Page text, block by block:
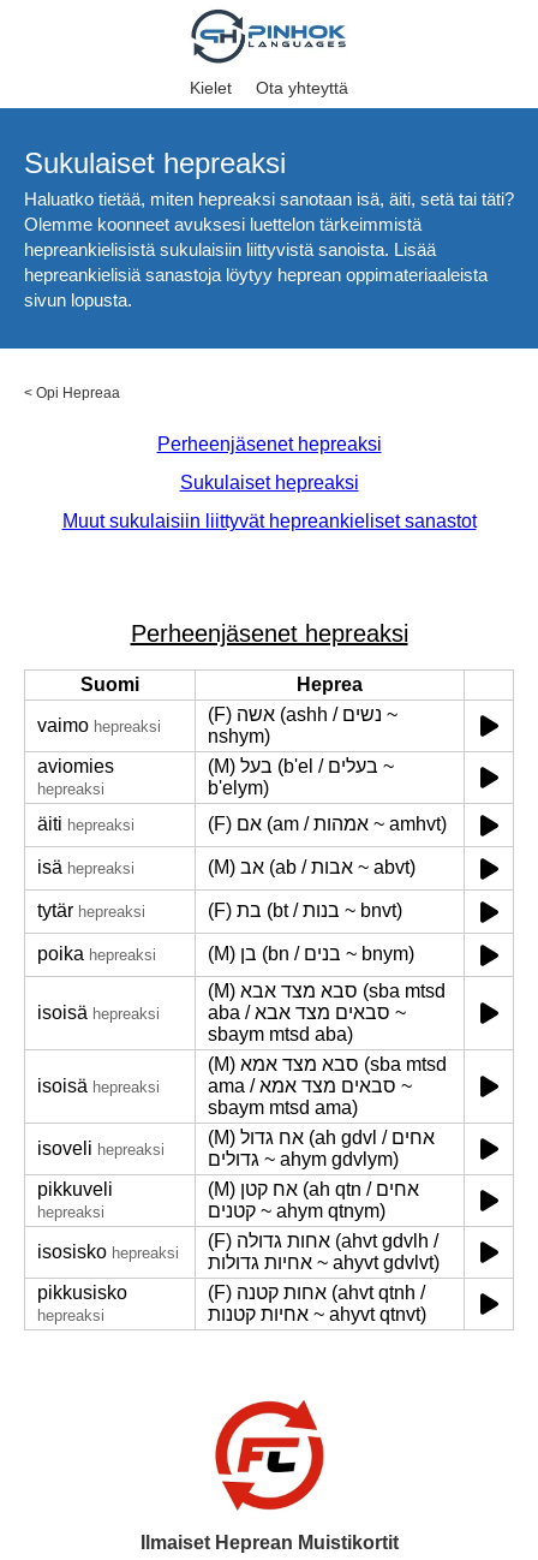
Kielet Ota yhteyttä
Sukulaiset hepreaksi
Haluatko tietää, miten hepreaksi sanotaan isä, äiti, setä tai täti?
Olemme koonneet avuksesi luettelon tärkeimmistä
hepreankielisistä sukulaisiin liittyvistä sanoista. Lisää
hepreankielisiä sanastoja löytyy heprean oppimateriaaleista
sivun lopusta.
< Opi Hepreaa
Perheenjäsenet hepreaksi
Sukulaiset hepreaksi
Muut sukulaisiin liittyvät hepreankieliset sanastot
Perheenjäsenet hepreaksi
Suomi
Heprea
vaimo hepreaksi
(F) אשה (ashh / נשים ~
nshym)
aviomies
hepreaksi
(M) בעל (b'el / בעלים ~
b'elym)
äiti hepreaksi (F) אם (am / אמהות ~ amhvt)
isä hepreaksi (M) אב (ab / אבות ~ abvt)
tytär hepreaksi (F) בת (bt / בנות ~ bnvt)
poika hepreaksi (M) בן (bn / בנים ~ bnym)
isoisä hepreaksi
(M) סבא מצד אבא (sba mtsd
aba / סבאים מצד אבא ~
sbaym mtsd aba)
isoisä hepreaksi
(M) סבא מצד אמא (sba mtsd
ama / סבאים מצד אמא ~
sbaym mtsd ama)
isoveli hepreaksi
(M) אח גדול (ah gdvl / אחים
גדולים ~ ahym gdvlym)
pikkuveli
hepreaksi
(M) אח קטן (ah qtn / אחים
קטנים ~ ahym qtnym)
isosisko hepreaksi
(F) אחות גדולה (ahvt gdvlh /
אחיות גדולות ~ ahyvt gdvlvt)
pikkusisko
hepreaksi
(F) אחות קטנה (ahvt qtnh /
אחיות קטנות ~ ahyvt qtnvt)
Ilmaiset Heprean Muistikortit